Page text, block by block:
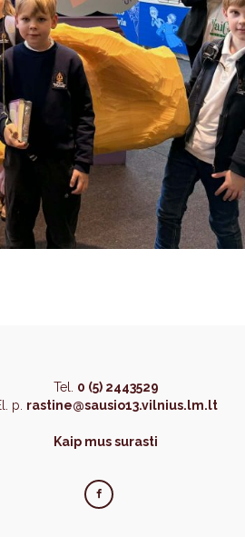
Tel. 0 (5) 2443529
p. rastine@sausio13.vilnius.lm.lt
Kaip mus surasti